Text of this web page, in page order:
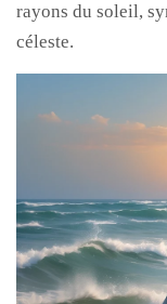
rayons du soleil,
céleste.